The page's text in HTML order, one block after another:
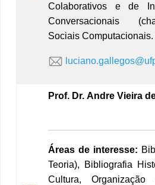
Colaborativos e de
Conversacionais
Sociais
Prof. Dr. Andre Vieira
Áreas de interesse:
Teoria), Bibliografia
Cultura, Organização